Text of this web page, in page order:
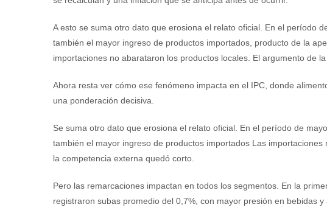
A esto se suma otro dato que erosiona el relato oficial. En el período
también el mayor ingreso de productos importados, producto de la
importaciones no abarataron los productos locales. El argumento de
Ahora resta ver cómo ese fenómeno impacta en el IPC, donde
una ponderación decisiva.
Se suma otro dato que erosiona el relato oficial. En el período de
también el mayor ingreso de productos importados Las
la competencia externa quedó corto.
Pero las remarcaciones impactan en todos los segmentos. En la
registraron subas promedio del 0,7%, con mayor presión en bebidas